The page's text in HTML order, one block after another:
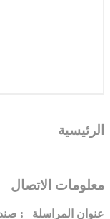
الرئيسية
معلومات الاتصال